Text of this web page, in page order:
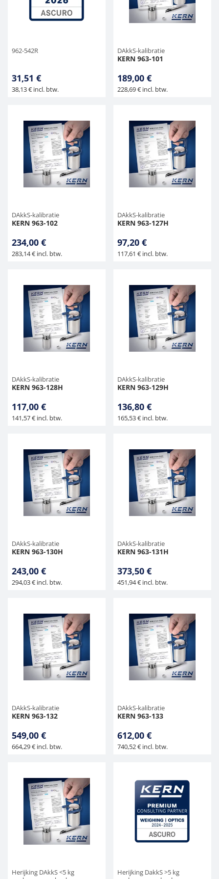
962-542R
31,51 €
38,13 € incl. btw.
DAkkS-kalibratie
KERN 963-101
189,00 €
228,69 € incl. btw.
DAkkS-kalibratie
KERN 963-102
234,00 €
283,14 € incl. btw.
DAkkS-kalibratie
KERN 963-127H
97,20 €
117,61 € incl. btw.
DAkkS-kalibratie
KERN 963-128H
117,00 €
141,57 € incl. btw.
DAkkS-kalibratie
KERN 963-129H
136,80 €
165,53 € incl. btw.
DAkkS-kalibratie
KERN 963-130H
243,00 €
294,03 € incl. btw.
DAkkS-kalibratie
KERN 963-131H
373,50 €
451,94 € incl. btw.
DAkkS-kalibratie
KERN 963-132
549,00 €
664,29 € incl. btw.
DAkkS-kalibratie
KERN 963-133
612,00 €
740,52 € incl. btw.
Herijking DAkkS <5 kg
Herijking DakkS >5 kg
Hangende weegschalen
Orgelschalen
Weegschaal inclusief software
Spannings- en compressiebelastingcellen
Videomicroscopen
Accessoires
Toepassingen voor experts
Suiker
Newton-gewichten
Geluidsniveaumeter
Overig